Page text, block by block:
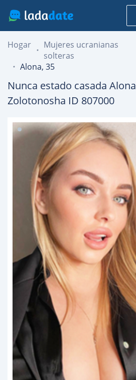
Hogar
Mujeres ucranianas
solteras
Alona, 35
Nunca estado casada Alona
Zolotonosha ID 807000